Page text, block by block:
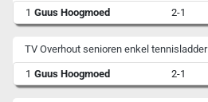
1 Guus Hoogmoed 2-1
TV Overhout senioren enkel tennisladder
1 Guus Hoogmoed 2-1